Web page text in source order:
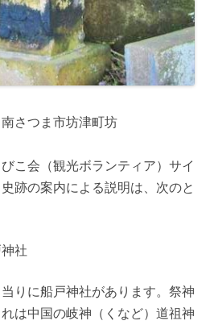
つま市坊津町坊
こ会（観光ボランティア）サイ
跡の案内による説明は、次のと
社
りに船戸神社があります。祭神
は中国の岐神（くなど）道祖神